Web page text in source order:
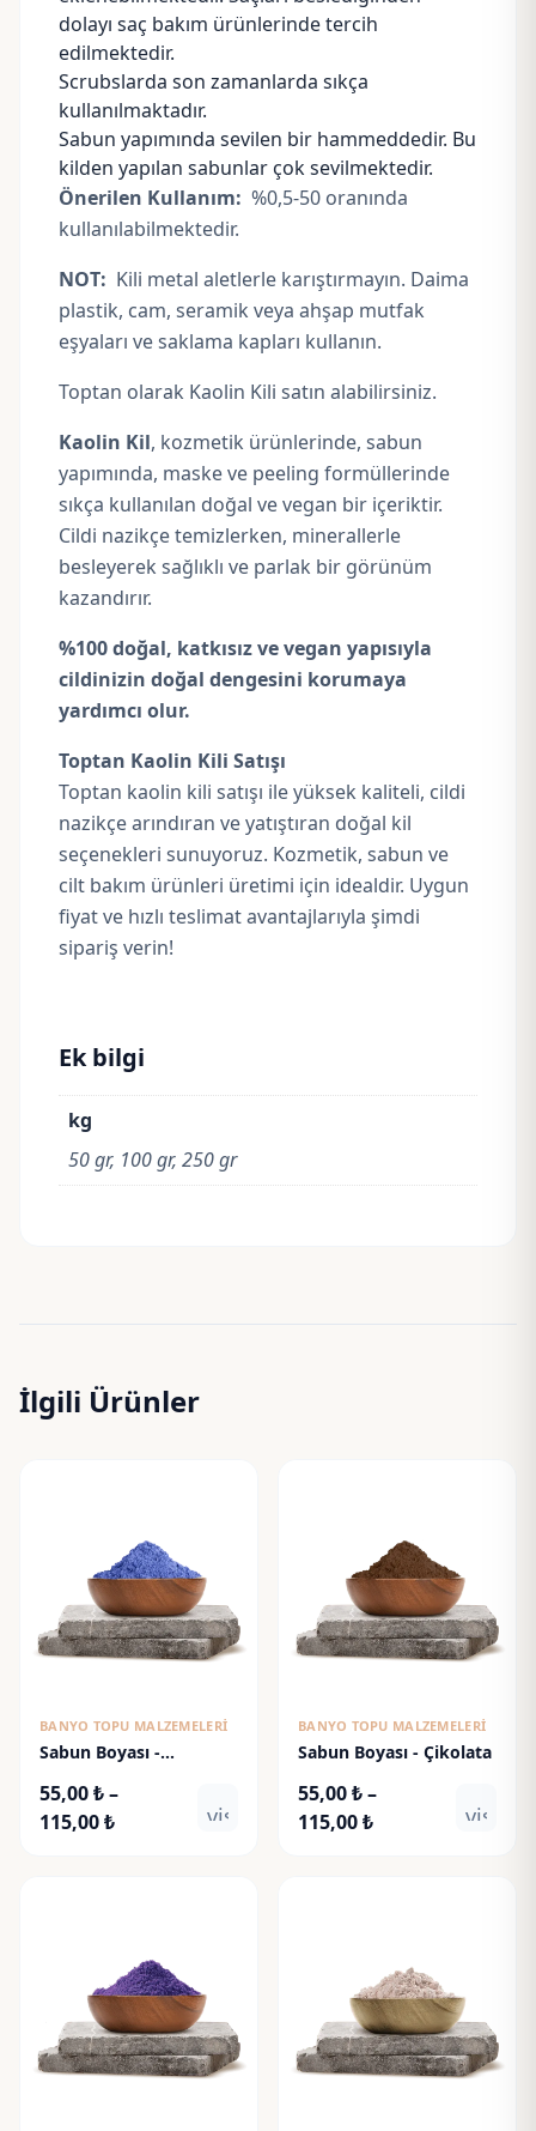
dolayı saç bakım ürünlerinde tercih
edilmektedir.
Scrubslarda son zamanlarda sıkça
kullanılmaktadır.
Sabun yapımında sevilen bir hammeddedir. Bu
kilden yapılan sabunlar çok sevilmektedir.
Önerilen Kullanım: %0,5-50 oranında
kullanılabilmektedir.
NOT: Kili metal aletlerle karıştırmayın. Daima
plastik, cam, seramik veya ahşap mutfak
eşyaları ve saklama kapları kullanın.
Toptan olarak Kaolin Kili satın alabilirsiniz.
Kaolin Kil, kozmetik ürünlerinde, sabun
yapımında, maske ve peeling formüllerinde
sıkça kullanılan doğal ve vegan bir içeriktir.
Cildi nazikçe temizlerken, minerallerle
besleyerek sağlıklı ve parlak bir görünüm
kazandırır.
%100 doğal, katkısız ve vegan yapısıyla
cildinizin doğal dengesini korumaya
yardımcı olur.
Toptan Kaolin Kili Satışı
Toptan kaolin kili satışı ile yüksek kaliteli, cildi
nazikçe arındıran ve yatıştıran doğal kil
seçenekleri sunuyoruz. Kozmetik, sabun ve
cilt bakım ürünleri üretimi için idealdir. Uygun
fiyat ve hızlı teslimat avantajlarıyla şimdi
sipariş verin!
Ek bilgi
kg
50 gr, 100 gr, 250 gr
İlgili Ürünler
BANYO TOPU MALZEMELERI
Sabun Boyası -
55,00₺–
115,00₺Fiyat
visibility
BANYO TOPU MALZEMELERI
Sabun Boyası - Çikolata
55,00₺–
115,00₺Fiyat